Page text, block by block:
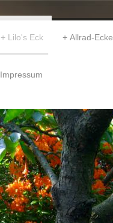
Lilo's Eck Allrad-Ecke
Impressum